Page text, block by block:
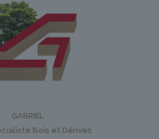
GABRIEL
Bois et Dérivés